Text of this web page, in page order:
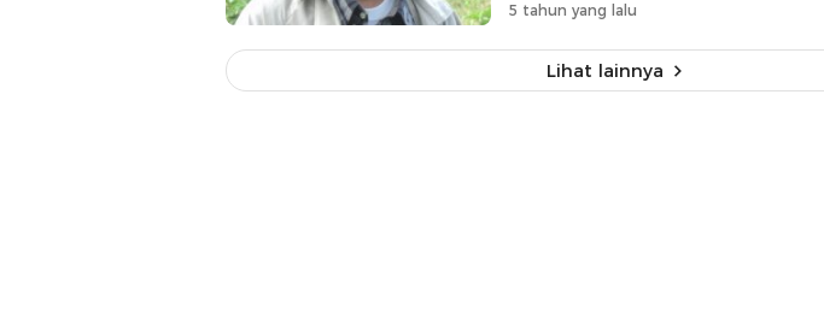
5 tahun yang lalu
Lihat lainnya